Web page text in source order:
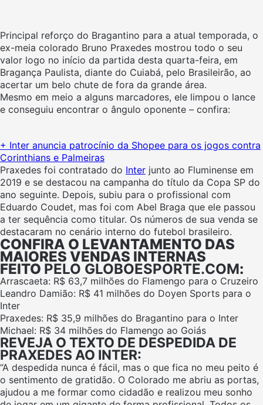
Principal reforço do Bragantino para a atual temporada, o
ex-meia colorado Bruno Praxedes mostrou todo o seu
valor logo no início da partida desta quarta-feira, em
Bragança Paulista, diante do Cuiabá, pelo Brasileirão, ao
acertar um belo chute de fora da grande área.
Mesmo em meio a alguns marcadores, ele limpou o lance
e conseguiu encontrar o ângulo oponente – confira:
+ Inter anuncia patrocínio da Shopee para os jogos contra
Corinthians e Palmeiras
Praxedes foi contratado do Inter junto ao Fluminense em
2019 e se destacou na campanha do título da Copa SP do
ano seguinte. Depois, subiu para o profissional com
Eduardo Coudet, mas foi com Abel Braga que ele passou
a ter sequência como titular. Os números de sua venda se
destacaram no cenário interno do futebol brasileiro.
CONFIRA O LEVANTAMENTO DAS
MAIORES VENDAS INTERNAS
FEITO PELO GLOBOESPORTE.COM:
Arrascaeta: R$ 63,7 milhões do Flamengo para o Cruzeiro
Leandro Damião: R$ 41 milhões do Doyen Sports para o
Inter
Praxedes: R$ 35,9 milhões do Bragantino para o Inter
Michael: R$ 34 milhões do Flamengo ao Goiás
REVEJA O TEXTO DE DESPEDIDA DE
PRAXEDES AO INTER:
“A despedida nunca é fácil, mas o que fica no meu peito é
o sentimento de gratidão. O Colorado me abriu as portas,
ajudou a me formar como cidadão e realizou meu sonho